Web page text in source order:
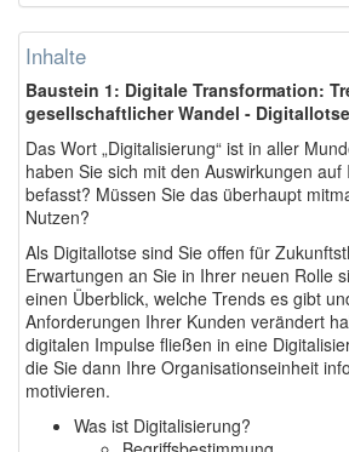
Inhalte
Baustein 1: Digitale Transformation:
gesellschaftlicher Wandel -
Das Wort „Digitalisierung“ ist in aller
haben Sie sich mit den Auswirkungen
befasst? Müssen Sie das überhaupt
Nutzen?
Als Digitallotse sind Sie offen für
Erwartungen an Sie in Ihrer neuen Rolle
einen Überblick, welche Trends es gibt
Anforderungen Ihrer Kunden verändert
digitalen Impulse fließen in eine
die Sie dann Ihre Organisationseinheit
motivieren.
Was ist Digitalisierung?